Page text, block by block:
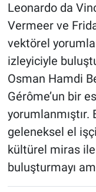
Leonardo da
Vermeer ve
vektörel
izleyiciyle
Osman Hamdi
Gérôme’un bir
geleneksel el
kültürel miras
buluşturmayı